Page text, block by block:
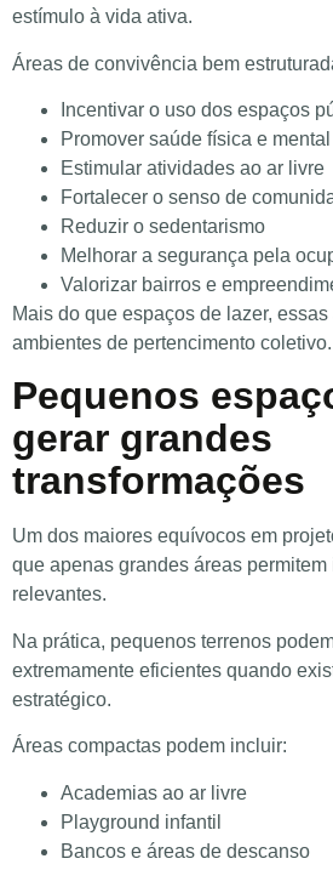
estímulo à vida ativa.
Áreas de convivência bem
Incentivar o uso dos espaços
Promover saúde física e mental
Estimular atividades ao ar livre
Fortalecer o senso de
Reduzir o sedentarismo
Melhorar a segurança pela
Valorizar bairros e
Mais do que espaços de lazer,
ambientes de pertencimento coletivo.
Pequenos
gerar grandes
transformações
Um dos maiores equívocos em
que apenas grandes áreas
relevantes.
Na prática, pequenos terrenos
extremamente eficientes quando
estratégico.
Áreas compactas podem incluir:
Academias ao ar livre
Playground infantil
Bancos e áreas de descanso